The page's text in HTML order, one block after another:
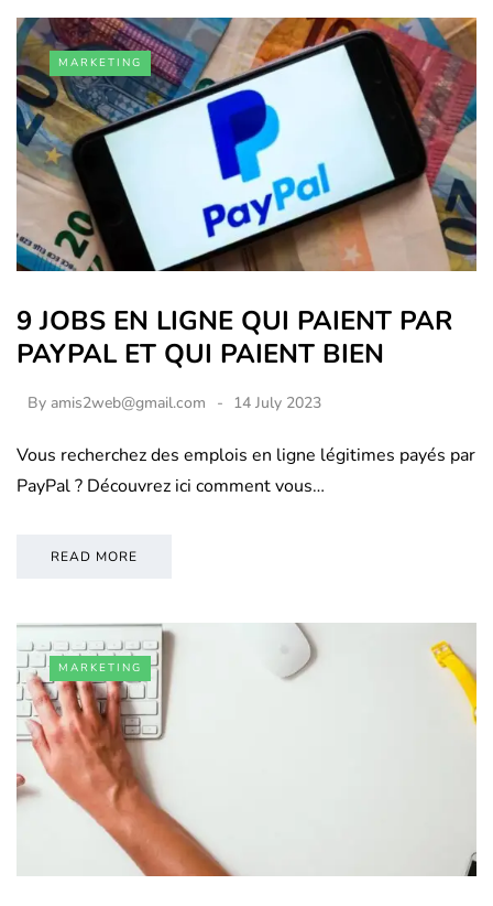
MARKETING
9 JOBS EN LIGNE QUI PAIENT PAR
PAYPAL ET QUI PAIENT BIEN
By amis2web@gmail.com 14 July 2023
Vous recherchez des emplois en ligne légitimes payés par
PayPal ? Découvrez ici comment vous…
READ MORE
MARKETING